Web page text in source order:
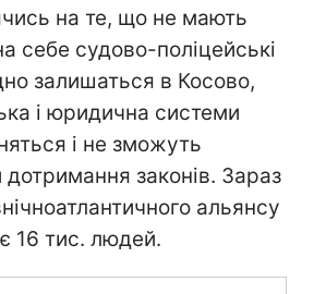
на те, що не мають
себе судово-поліцейські
залишаться в Косово,
і юридична системи
і не зможуть
дотримання законів. Зараз
альянсу
16 тис. людей.